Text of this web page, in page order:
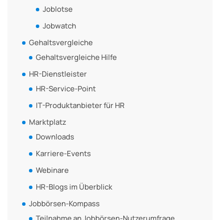
Joblotse
Jobwatch
Gehaltsvergleiche
Gehaltsvergleiche Hilfe
HR-Dienstleister
HR-Service-Point
IT-Produktanbieter für HR
Marktplatz
Downloads
Karriere-Events
Webinare
HR-Blogs im Überblick
Jobbörsen-Kompass